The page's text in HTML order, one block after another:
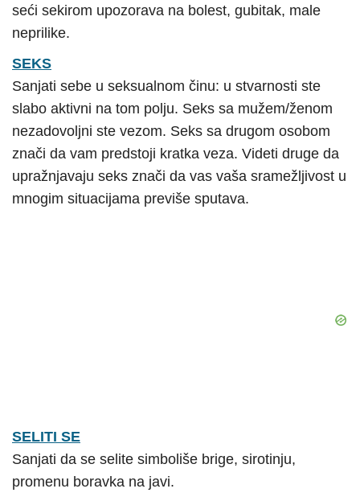
seći sekirom upozorava na bolest, gubitak, male
neprilike.
SEKS
Sanjati sebe u seksualnom činu: u stvarnosti ste
slabo aktivni na tom polju. Seks sa mužem/ženom
nezadovoljni ste vezom. Seks sa drugom osobom
znači da vam predstoji kratka veza. Videti druge da
upražnjavaju seks znači da vas vaša sramežljivost u
mnogim situacijama previše sputava.
SELITI SE
Sanjati da se selite simboliše brige, sirotinju,
promenu boravka na javi.